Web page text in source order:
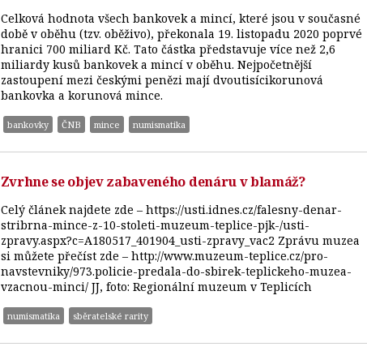
Celková hodnota všech bankovek a mincí, které jsou v současné
době v oběhu (tzv. oběživo), překonala 19. listopadu 2020 poprvé
hranici 700 miliard Kč. Tato částka představuje více než 2,6
miliardy kusů bankovek a mincí v oběhu. Nejpočetnější
zastoupení mezi českými penězi mají dvoutisícikorunová
bankovka a korunová mince.
bankovky ČNB mince numismatika
Zvrhne se objev zabaveného denáru v blamáž?
Celý článek najdete zde – https://usti.idnes.cz/falesny-denar-
stribrna-mince-z-10-stoleti-muzeum-teplice-pjk-/usti-
zpravy.aspx?c=A180517_401904_usti-zpravy_vac2 Zprávu muzea
si můžete přečíst zde – http://www.muzeum-teplice.cz/pro-
navstevniky/973.policie-predala-do-sbirek-teplickeho-muzea-
vzacnou-minci/ JJ, foto: Regionální muzeum v Teplicích
numismatika sběratelské rarity